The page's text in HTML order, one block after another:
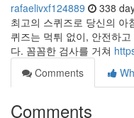
rafaelivxf124889 338
최고의 스퀴즈로 당신의 아
퀴즈는 먹튀 없이, 안전하
다. 꼼꼼한 검사를 거쳐
Comments
Comments